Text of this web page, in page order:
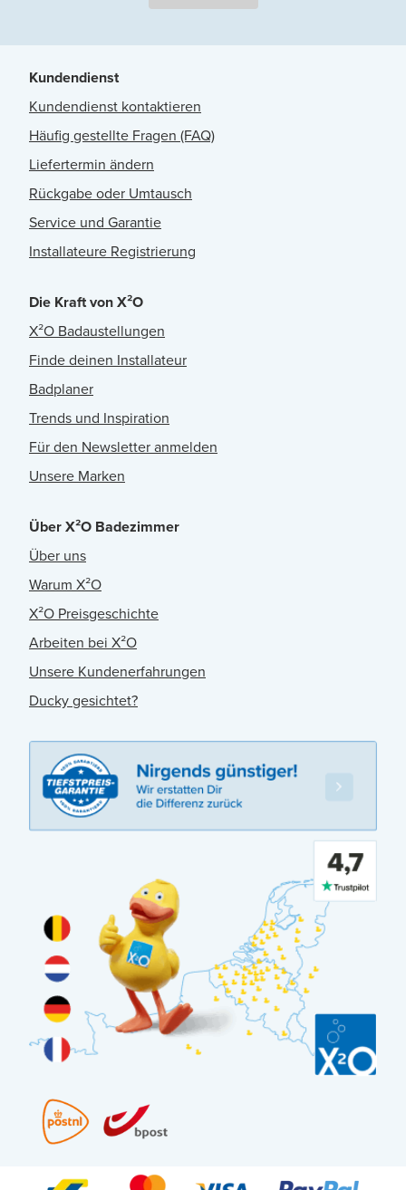
Kundendienst
Kundendienst kontaktieren
Häufig gestellte Fragen (FAQ)
Liefertermin ändern
Rückgabe oder Umtausch
Service und Garantie
Installateure Registrierung
Die Kraft von X²O
X²O Badaustellungen
Finde deinen Installateur
Badplaner
Trends und Inspiration
Für den Newsletter anmelden
Unsere Marken
Über X²O Badezimmer
Über uns
Warum X²O
X²O Preisgeschichte
Arbeiten bei X²O
Unsere Kundenerfahrungen
Ducky gesichtet?